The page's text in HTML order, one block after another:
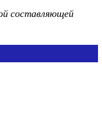
составляющей